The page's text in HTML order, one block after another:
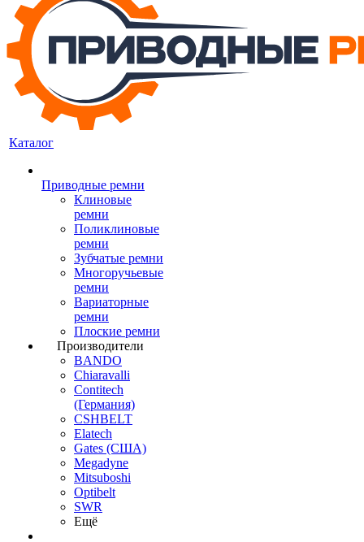
Каталог
Приводные ремни
Клиновые
ремни
Поликлиновые
ремни
Зубчатые ремни
Многоручьевые
ремни
Вариаторные
ремни
Плоские ремни
Производители
BANDO
Chiaravalli
Contitech
(Германия)
CSHBELT
Elatech
Gates (США)
Megadyne
Mitsuboshi
Optibelt
SWR
Ещё